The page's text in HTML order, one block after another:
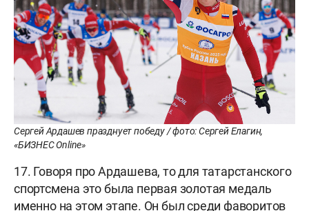
Сергей Ардашев празднует победу / фото: Сергей Елагин,
«БИЗНЕС Online»
17. Говоря про Ардашева, то для татарстанского
спортсмена это была первая золотая медаль
именно на этом этапе. Он был среди фаворитов